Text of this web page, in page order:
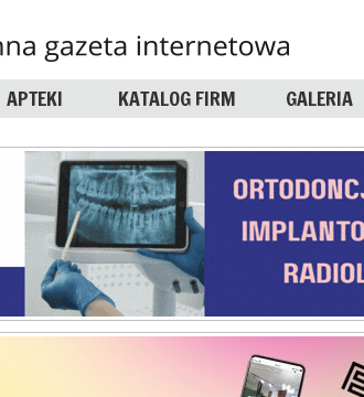
APTEKI KATALOG FIRM GALERIA